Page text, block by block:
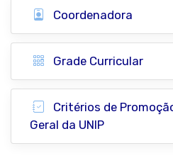
Coordenadora
Grade Curricular
Critérios de
Geral da UNIP